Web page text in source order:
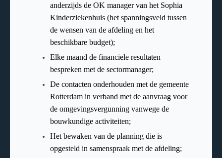
anderzijds de OK manager van het Sophia
Kinderziekenhuis (het spanningsveld tussen
de wensen van de afdeling en het
beschikbare budget);
Elke maand de financiele resultaten
bespreken met de sectormanager;
De contacten onderhouden met de gemeente
Rotterdam in verband met de aanvraag voor
de omgevingsvergunning vanwege de
bouwkundige activiteiten;
Het bewaken van de planning die is
opgesteld in samenspraak met de afdeling;